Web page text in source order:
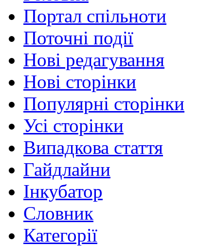
Портал спільноти
Поточні події
Нові редагування
Нові сторінки
Популярні сторінки
Усі сторінки
Випадкова стаття
Гайдлайни
Інкубатор
Словник
Категорії